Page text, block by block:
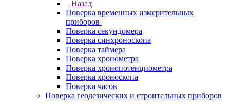
Назад
Поверка временных измерительных
приборов
Поверка секундомера
Поверка синхроноскопа
Поверка таймера
Поверка хронометра
Поверка хронопотенциометра
Поверка хроноскопа
Поверка часов
Поверка геодезических и строительных приборов